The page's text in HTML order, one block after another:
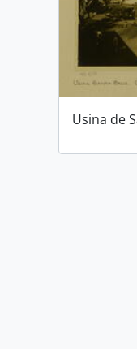
Usina de